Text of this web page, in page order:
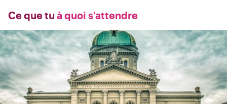
Ce que tu à quoi s'attendre